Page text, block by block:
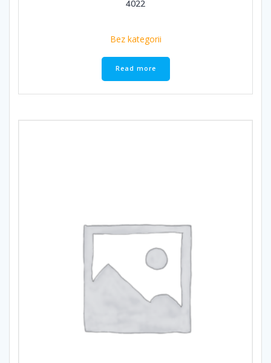
4022
Bez kategorii
Read more